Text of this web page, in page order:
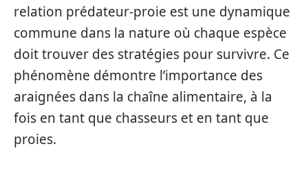
relation prédateur-proie est une dynamique
commune dans la nature où chaque espèce
doit trouver des stratégies pour survivre. Ce
phénomène démontre l’importance des
araignées dans la chaîne alimentaire, à la
fois en tant que chasseurs et en tant que
proies.